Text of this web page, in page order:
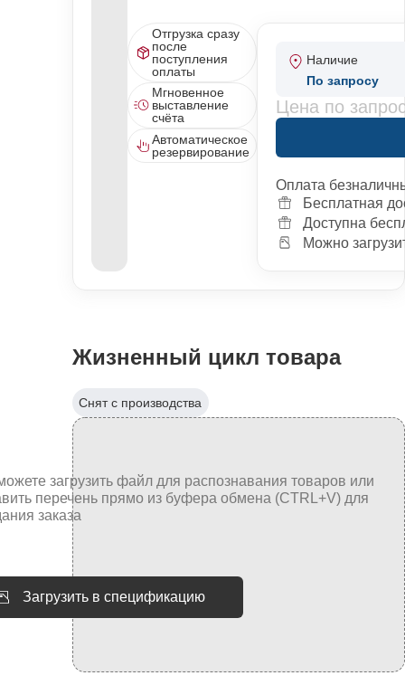
Отгрузка сразу
после
поступления
оплаты
Мгновенное
выставление
счёта
Автоматическое
резервирование
Наличие
По запросу
Цена по
Оплата
Бесплатная
Доступна
Можно
Жизненный цикл товара
Снят с производства
Загрузить в спецификацию